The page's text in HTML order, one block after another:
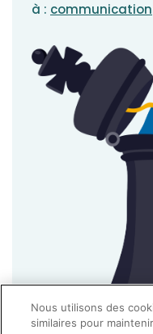
à :
Nous utilisons des
similaires pour